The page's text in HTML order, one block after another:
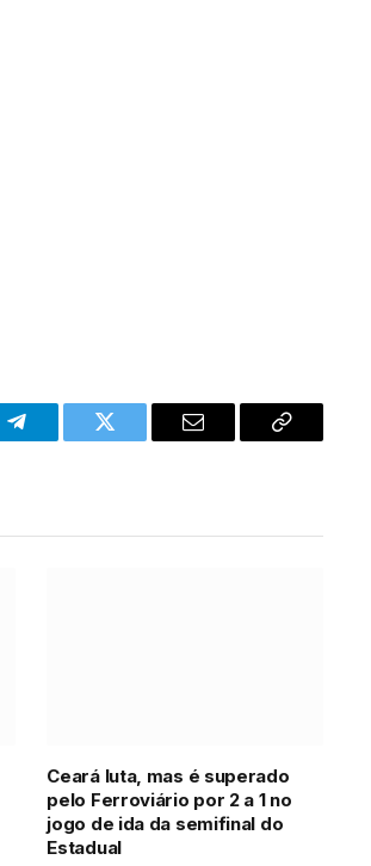
Telegram Twitter Email
Copy
Ceará luta, mas é superado
pelo Ferroviário por 2 a 1 no
jogo de ida da semifinal do
Estadual